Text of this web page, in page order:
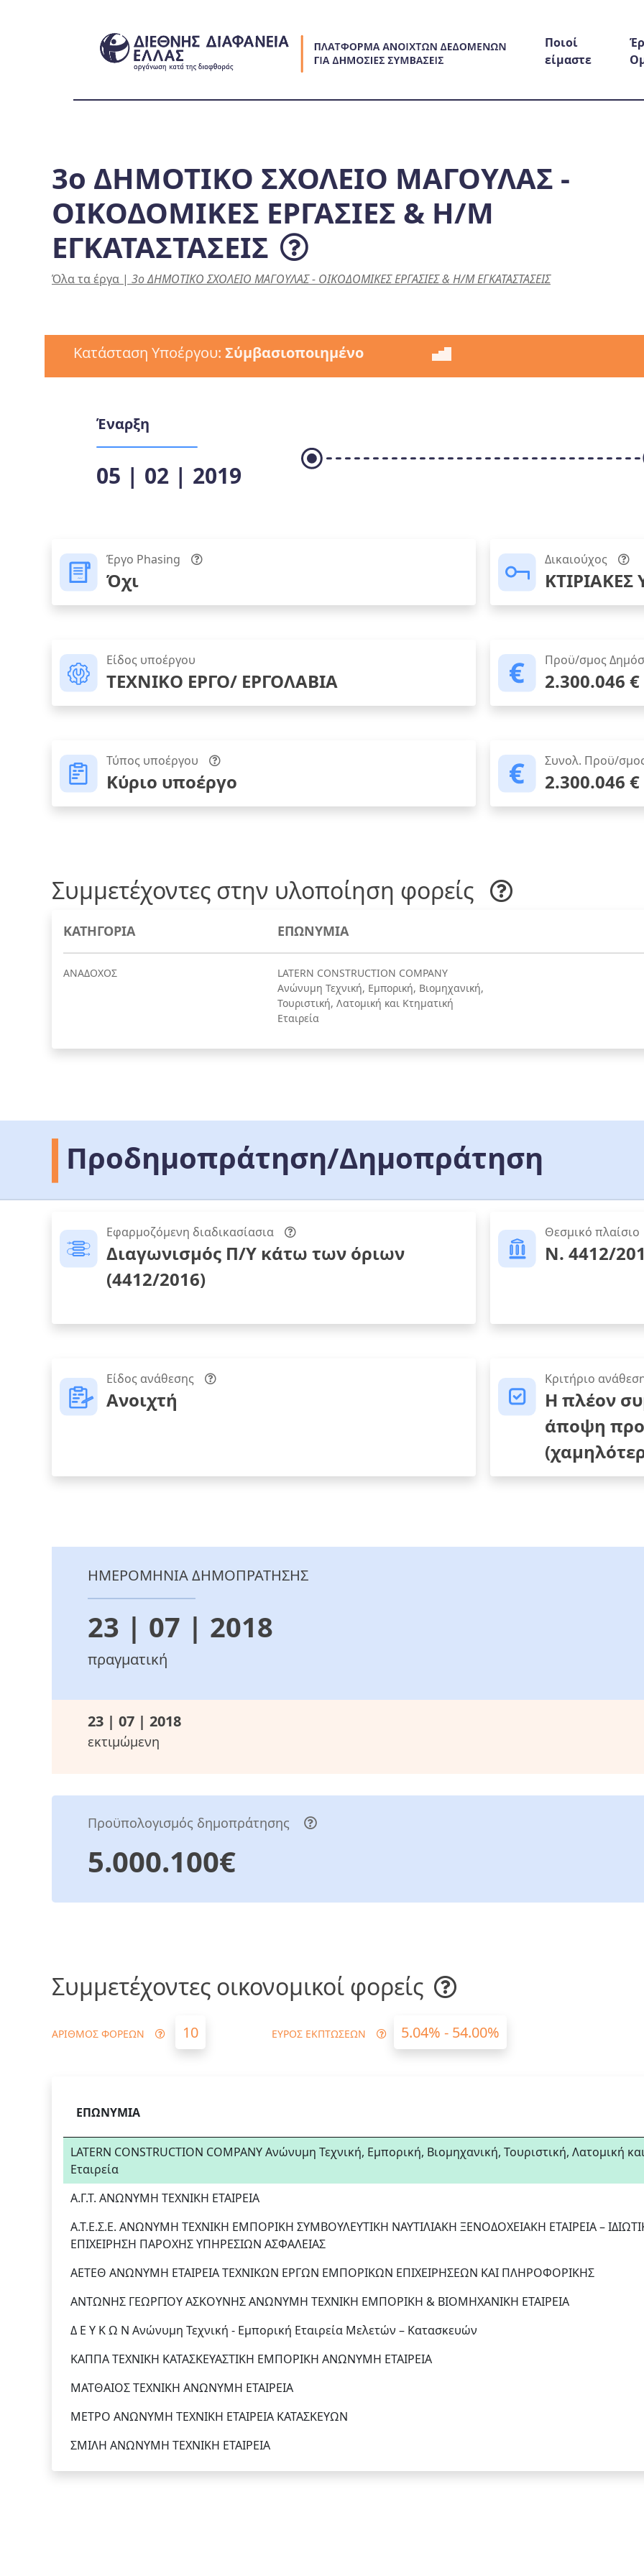
Ποιοί
είμαστε
3ο ΔΗΜΟΤΙΚΟ ΣΧΟΛΕΙΟ ΜΑΓΟΥΛΑΣ -
ΟΙΚΟΔΟΜΙΚΕΣ ΕΡΓΑΣΙΕΣ & Η/Μ
ΕΓΚΑΤΑΣΤΑΣΕΙΣ
Όλα τα έργα | 3ο ΔΗΜΟΤΙΚΟ ΣΧΟΛΕΙΟ ΜΑΓΟΥΛΑΣ - ΟΙΚΟΔΟΜΙΚΕΣ ΕΡΓΑΣΙΕΣ & Η/Μ ΕΓΚΑΤΑΣΤΑΣΕΙΣ
Κατάσταση Υποέργου: Σύμβασιοποιημένο
Έναρξη
05 | 02 | 2019
Έργο Phasing
Όχι
Δικαιούχος
Είδος υποέργου
ΤΕΧΝΙΚΟ ΕΡΓΟ/ ΕΡΓΟΛΑΒΙΑ
Προϋ/σμος
2.300.046 €
Τύπος υποέργου
Κύριο υποέργο
Συνολ. Προϋ/
2.300.046 €
Συμμετέχοντες στην υλοποίηση φορείς
ΚΑΤΗΓΟΡΙΑ ΕΠΩΝΥΜΙΑ
ΑΝΑΔΟΧΟΣ
LATERN CONSTRUCTION COMPANY
Ανώνυμη Τεχνική, Εμπορική, Βιομηχανική,
Τουριστική, Λατομική και Κτηματική
Εταιρεία
Προδημοπράτηση/Δημοπράτηση
Εφαρμοζόμενη διαδικασίασια
Διαγωνισμός Π/Υ κάτω των όριων
(4412/2016)
Θεσμικό πλαίσιο
Ν. 4412/
Είδος ανάθεσης
Ανοιχτή
Κριτήριο
Η πλέον
άποψη
ΗΜΕΡΟΜΗΝΙΑ ΔΗΜΟΠΡΑΤΗΣΗΣ
23 | 07 | 2018
πραγματική
23 | 07 | 2018
εκτιμώμενη
Προϋπολογισμός δημοπράτησης
5.000.100€
Συμμετέχοντες οικονομικοί φορείς
ΑΡΙΘΜΟΣ ΦΟΡΕΩΝ 10 ΕΥΡΟΣ ΕΚΠΤΩΣΕΩΝ 5.04% - 54.00%
ΕΠΩΝΥΜΙΑ
LATERN CONSTRUCTION COMPANY Ανώνυμη Τεχνική, Εμπορική, Βιομηχανική, Τουριστική, Λατομική
Εταιρεία
Α.Γ.Τ. ΑΝΩΝΥΜΗ ΤΕΧΝΙΚΗ ΕΤΑΙΡΕΙΑ
Α.Τ.Ε.Σ.Ε. ΑΝΩΝΥΜΗ ΤΕΧΝΙΚΗ ΕΜΠΟΡΙΚΗ ΣΥΜΒΟΥΛΕΥΤΙΚΗ ΝΑΥΤΙΛΙΑΚΗ ΞΕΝΟΔΟΧΕΙΑΚΗ ΕΤΑΙΡΕΙΑ –
ΕΠΙΧΕΙΡΗΣΗ ΠΑΡΟΧΗΣ ΥΠΗΡΕΣΙΩΝ ΑΣΦΑΛΕΙΑΣ
ΑΕΤΕΘ ΑΝΩΝΥΜΗ ΕΤΑΙΡΕΙΑ ΤΕΧΝΙΚΩΝ ΕΡΓΩΝ ΕΜΠΟΡΙΚΩΝ ΕΠΙΧΕΙΡΗΣΕΩΝ ΚΑΙ ΠΛΗΡΟΦΟΡΙΚΗΣ
ΑΝΤΩΝΗΣ ΓΕΩΡΓΙΟΥ ΑΣΚΟΥΝΗΣ ΑΝΩΝΥΜΗ ΤΕΧΝΙΚΗ ΕΜΠΟΡΙΚΗ & ΒΙΟΜΗΧΑΝΙΚΗ ΕΤΑΙΡΕΙΑ
Δ Ε Υ Κ Ω Ν Aνώνυμη Τεχνική - Εμπορική Eταιρεία Μελετών – Κατασκευών
ΚΑΠΠΑ ΤΕΧΝΙΚΗ ΚΑΤΑΣΚΕΥΑΣΤΙΚΗ ΕΜΠΟΡΙΚΗ ΑΝΩΝΥΜΗ ΕΤΑΙΡΕΙΑ
ΜΑΤΘΑΙΟΣ ΤΕΧΝΙΚΗ ΑΝΩΝΥΜΗ ΕΤΑΙΡΕΙΑ
ΜΕΤΡΟ ΑΝΩΝΥΜΗ ΤΕΧΝΙΚΗ ΕΤΑΙΡΕΙΑ ΚΑΤΑΣΚΕΥΩΝ
ΣΜΙΛΗ ΑΝΩΝΥΜΗ ΤΕΧΝΙΚΗ ΕΤΑΙΡΕΙΑ